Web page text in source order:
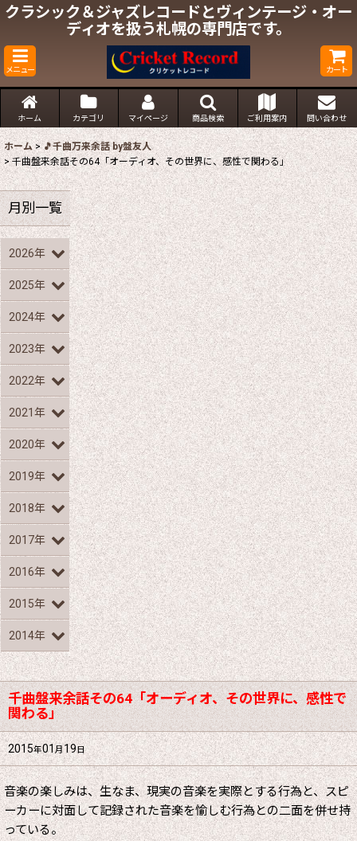
クラシック＆ジャズレコードとヴィンテージ・オー
ディオを扱う札幌の専門店です。
メニュー カート
ホーム カテゴリ マイページ 商品検索 ご利用案内 問い合わせ
ホーム > 🎵千曲万来余話 by盤友人
> 千曲盤来余話その64「オーディオ、その世界に、感性で関わる」
千曲盤来余話その64「オーディオ、その世界に、感性で
関わる」
2015年01月19日
音楽の楽しみは、生なま、現実の音楽を実際とする行為と、スピ
ーカーに対面して記録された音楽を愉しむ行為との二面を併せ持
っている。
月別一覧
2026年
2025年
2024年
2023年
2022年
2021年
2020年
2019年
2018年
2017年
2016年
2015年
2014年